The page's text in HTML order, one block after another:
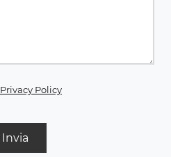
Privacy Policy
Invia